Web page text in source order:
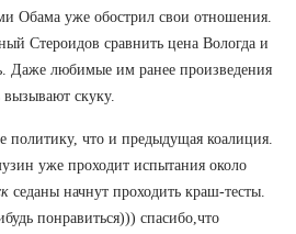
Обама уже обострил свои отношения.
Стероидов сравнить цена Вологда и
Даже любимые им ранее произведения
вызывают скуку.
политику, что и предыдущая коалиция.
уже проходит испытания около
седаны начнут проходить краш-тесты.
понравиться))) спасибо,что